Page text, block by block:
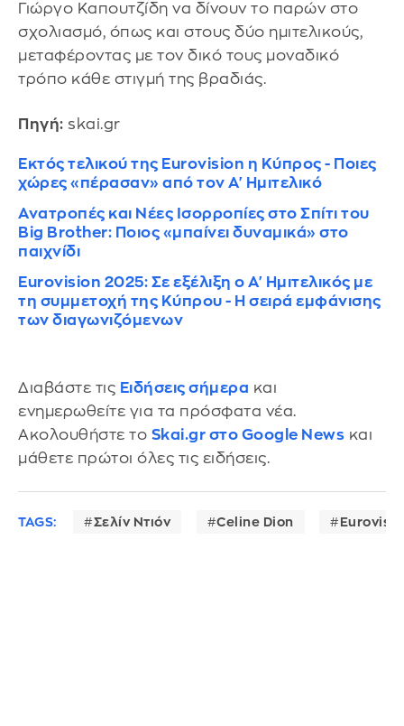
Γιώργο Καπουτζίδη να δίνουν το παρών στο
σχολιασμό, όπως και στους δύο ημιτελικούς,
μεταφέροντας με τον δικό τους μοναδικό
τρόπο κάθε στιγμή της βραδιάς.
Πηγή: skai.gr
Εκτός τελικού της Eurovision η Κύπρος - Ποιες
χώρες «πέρασαν» από τον Α' Ημιτελικό
Ανατροπές και Νέες Ισορροπίες στο Σπίτι του
Big Brother: Ποιος «μπαίνει δυναμικά» στο
παιχνίδι
Eurovision 2025: Σε εξέλιξη ο Α' Ημιτελικός με
τη συμμετοχή της Κύπρου - Η σειρά εμφάνισης
των διαγωνιζόμενων
Διαβάστε τις Ειδήσεις σήμερα και
ενημερωθείτε για τα πρόσφατα νέα.
Ακολουθήστε το Skai.gr στο Google News και
μάθετε πρώτοι όλες τις ειδήσεις.
TAGS: Σελίν Ντιόν Celine Dion